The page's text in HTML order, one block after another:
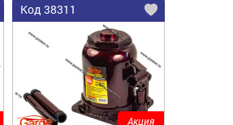
Код 38311
Акция